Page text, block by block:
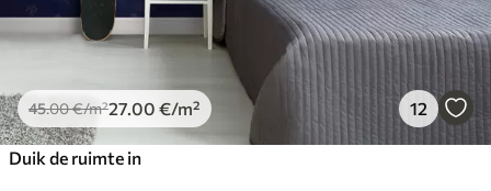
45.00€/m²27 .00 €/m² 12
Duik de ruimte in